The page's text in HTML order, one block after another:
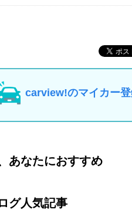
carview!のマイカー
あなたにおすすめ
グ人気記事